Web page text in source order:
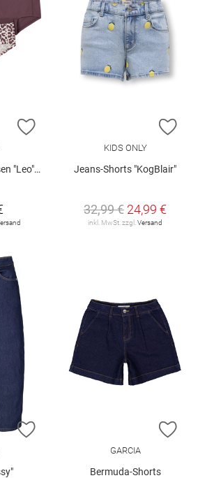
ZUR WUNSCHLISTE HINZUFÜGEN
3er-Pack
ZUR
KIDS ONLY
Jeans-Shorts "KogBlair"
32,99 € 24,99 €
inkl. MwSt. zzgl. Versand
ZUR WUNSCHLISTE HINZUFÜGEN
ZUR
GARCIA
Bermuda-Shorts